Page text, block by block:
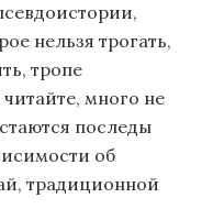
нельзя трогать,
тропе
много не
последы
об
традиционной